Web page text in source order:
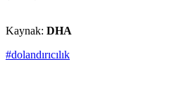
Kaynak: DHA
#dolandırıcılık